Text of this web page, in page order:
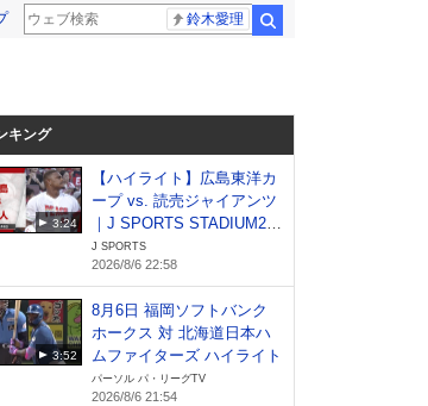
鈴木愛理
キング
3:24
【ハイライト】広島東洋カ
ープ vs. 読売ジャイアンツ
｜J SPORTS STADIUM20
26（8月6日）
J SPORTS
2026/8/6 22:58
3:52
8月6日 福岡ソフトバンク
ホークス 対 北海道日本ハ
ムファイターズ ハイライト
パーソル パ・リーグTV
2026/8/6 21:54